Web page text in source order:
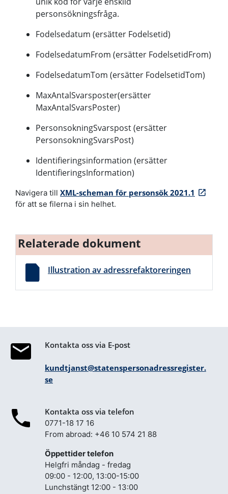
personsökningsfråga.
Fodelsedatum (ersätter Fodelsetid)
FodelsedatumFrom (ersätter FodelsetidFrom)
FodelsedatumTom (ersätter FodelsetidTom)
MaxAntalSvarsposter(ersätter
MaxAntalSvarsPoster)
PersonsokningSvarspost (ersätter
PersonsokningSvarsPost)
Identifieringsinformation (ersätter
IdentifieringsInformation)
Navigera till XML-scheman för personsök 2021.1
för att se filerna i sin helhet.
Relaterade dokument
Illustration av adressrefaktoreringen
Kontakta oss via E-post
kundtjanst@statenspersonadressregister.
se
Kontakta oss via telefon
0771-18 17 16
From abroad: +46 10 574 21 88
Öppettider telefon
Helgfri måndag - fredag
09:00 - 12:00, 13:00-15:00
Lunchstängt 12:00 - 13:00